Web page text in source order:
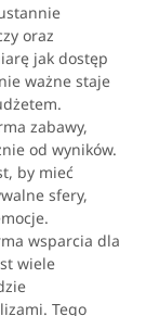
oraz
jak dostęp
ważne staje
zabawy,
od wyników.
by mieć
sfery,
wsparcia dla
wiele
Tego